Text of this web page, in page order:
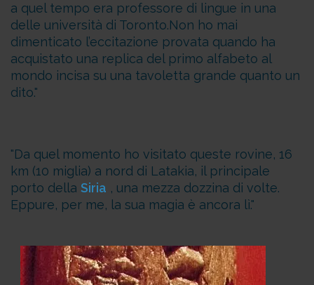
a quel tempo era professore di lingue in una
delle università di Toronto.Non ho mai
dimenticato l’eccitazione provata quando ha
acquistato una replica del primo alfabeto al
mondo incisa su una tavoletta grande quanto un
dito.
Da quel momento ho visitato queste rovine, 16
km (10 miglia) a nord di Latakia, il principale
porto della Siria , una mezza dozzina di volte.
Eppure, per me, la sua magia è ancora lì.